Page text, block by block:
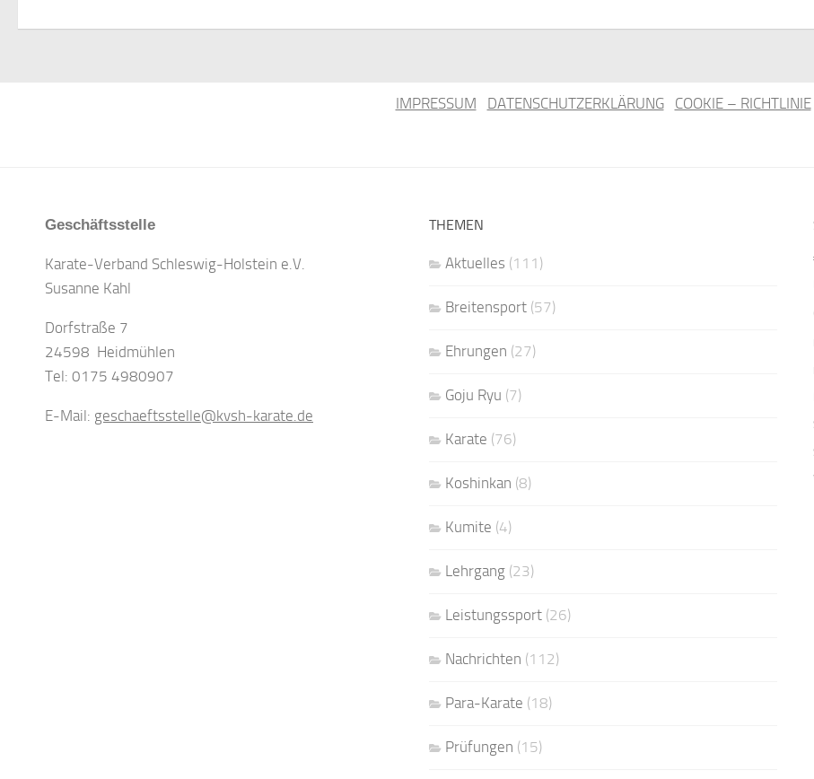
IMPRESSUM DATENSCHUTZERKLÄRUNG COOKIE – RICHTLINIE
Geschäftsstelle
Karate-Verband Schleswig-Holstein e.V.
Susanne Kahl
Dorfstraße 7
24598 Heidmühlen
Tel: 0175 4980907
E-Mail: geschaeftsstelle@kvsh-karate.de
THEMEN
Aktuelles (111)
Breitensport(57)
Ehrungen (27)
Goju Ryu (7)
Karate (76)
Koshinkan (8)
Kumite (4)
Lehrgang(23)
Leistungssport(26)
Nachrichten (112)
Para-Karate (18)
Prüfungen (15)